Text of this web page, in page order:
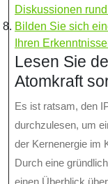
Diskussionen
Bilden Sie sich
Ihren
Lesen Sie
Atomkraft
Es ist ratsam, den
durchzulesen, um
der Kernenergie im
Durch eine
einen Überblick